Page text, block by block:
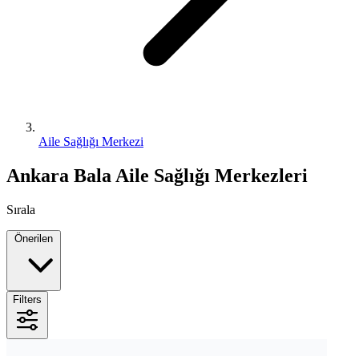
Aile Sağlığı Merkezi
Ankara Bala Aile Sağlığı Merkezleri
Sırala
Filters